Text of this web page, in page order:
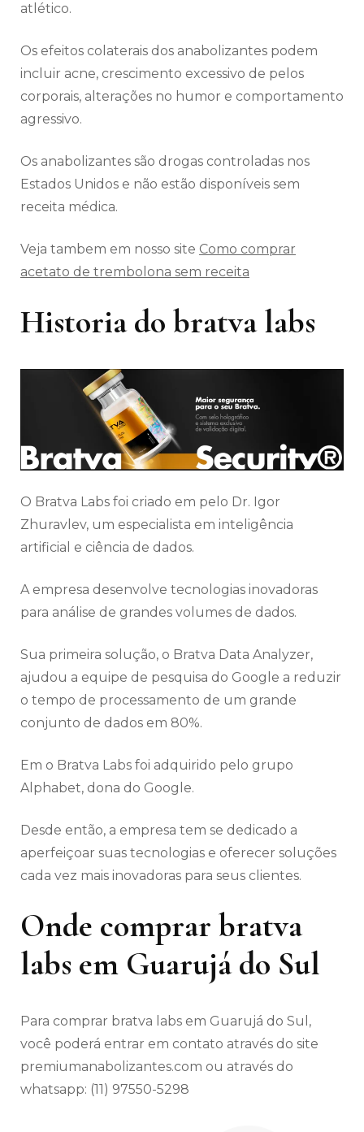
atlético.
Os efeitos colaterais dos anabolizantes podem
incluir acne, crescimento excessivo de pelos
corporais, alterações no humor e comportamento
agressivo.
Os anabolizantes são drogas controladas nos
Estados Unidos e não estão disponíveis sem
receita médica.
Veja tambem em nosso site Como comprar
acetato de trembolona sem receita
Historia do bratva labs
O Bratva Labs foi criado em pelo Dr. Igor
Zhuravlev, um especialista em inteligência
artificial e ciência de dados.
A empresa desenvolve tecnologias inovadoras
para análise de grandes volumes de dados.
Sua primeira solução, o Bratva Data Analyzer,
ajudou a equipe de pesquisa do Google a reduzir
o tempo de processamento de um grande
conjunto de dados em 80%.
Em o Bratva Labs foi adquirido pelo grupo
Alphabet, dona do Google.
Desde então, a empresa tem se dedicado a
aperfeiçoar suas tecnologias e oferecer soluções
cada vez mais inovadoras para seus clientes.
Onde comprar bratva
labs em Guarujá do Sul
Para comprar bratva labs em Guarujá do Sul,
você poderá entrar em contato através do site
premiumanabolizantes.com ou através do
whatsapp: (11) 97550-5298